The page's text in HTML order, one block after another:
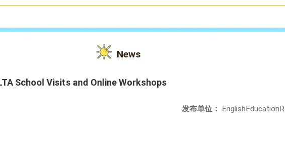
News
School Visits and Online Workshops
发布单位：